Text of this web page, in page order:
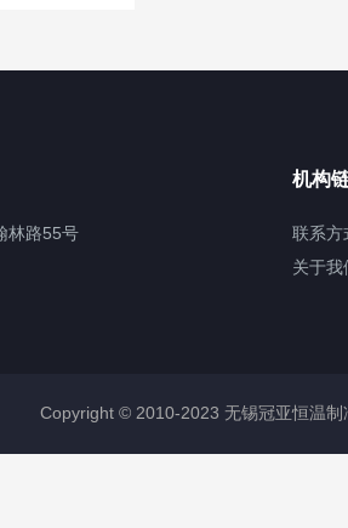
林路55号
机构
联系方
关于我
Copyright © 2010-2023 无锡冠亚恒温